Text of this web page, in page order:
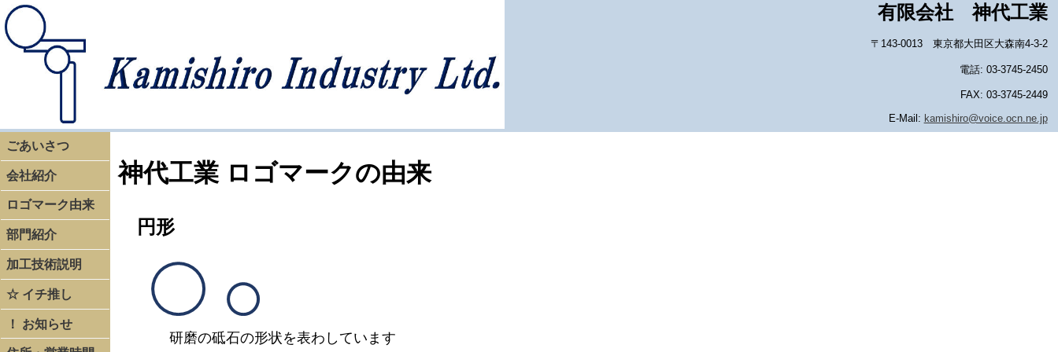
有限会社 神代工業
〒143-0013 東京都大田区大森南4-3-2
電話: 03-3745-2450
FAX: 03-3745-2449
E-Mail: kamishiro@voice.ocn.ne.jp
ごあいさつ
会社紹介
ロゴマーク由来
部門紹介
加工技術説明
☆ イチ推し
！ お知らせ
神代工業 ロゴマークの由来
円形
研磨の砥石の形状を表わしています